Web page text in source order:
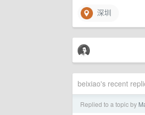
深圳
beixiao's recent
Replied to a topic by